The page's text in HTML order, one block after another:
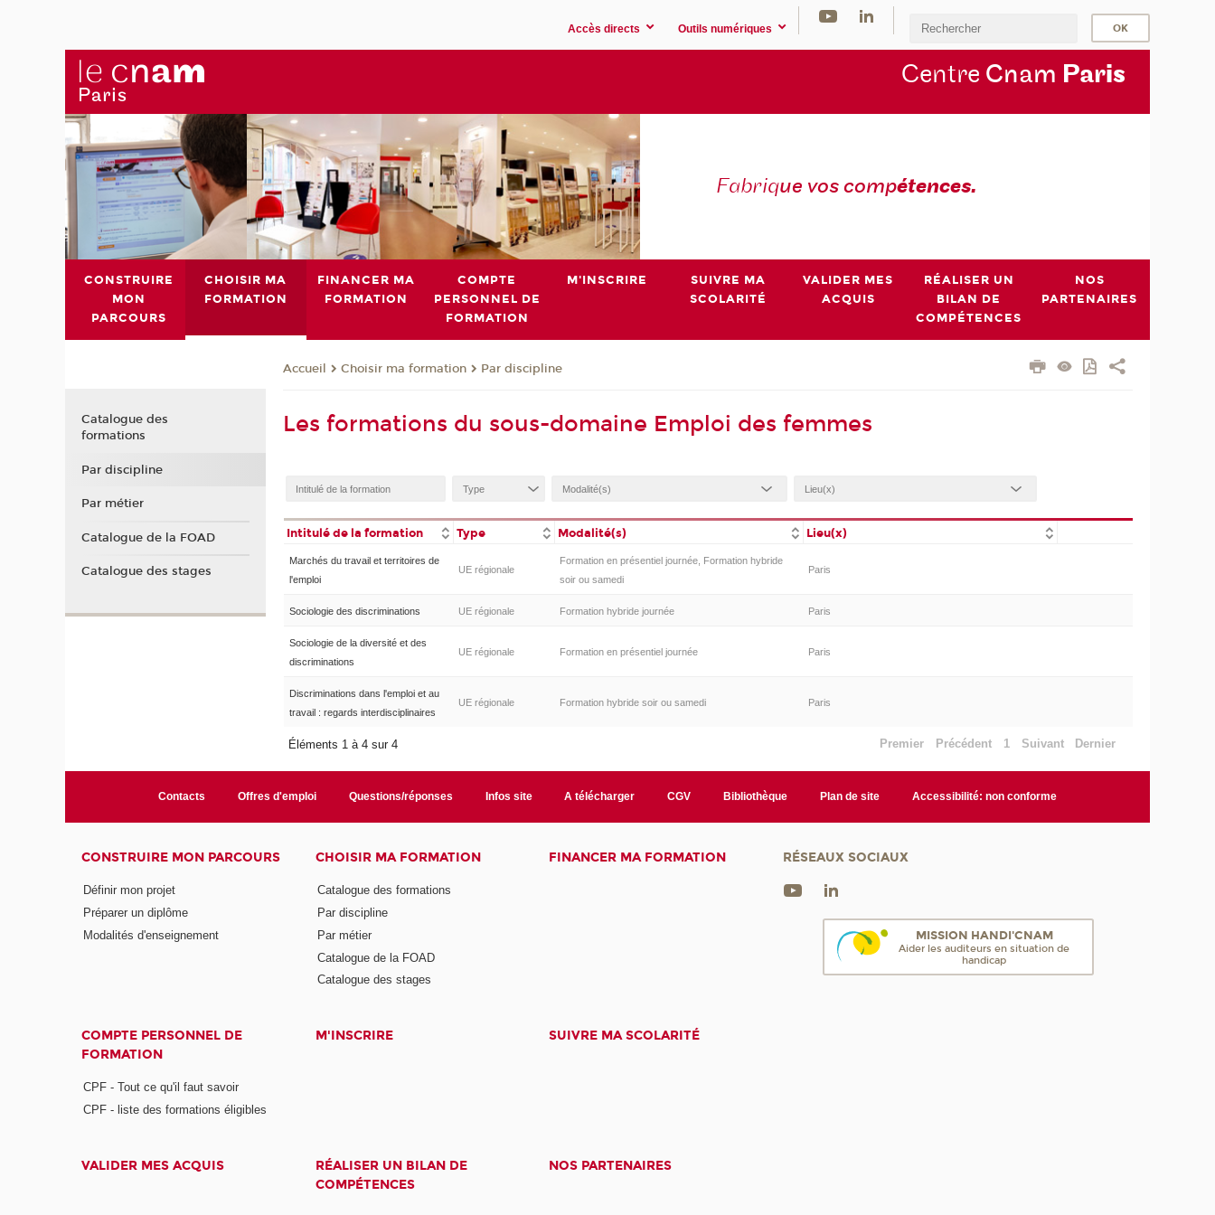
Accès directs Outils numériques
Centre Cnam Paris
Fabrique vos compétences.
CONSTRUIRE
MON
PARCOURS
CHOISIR MA
FORMATION
FINANCER MA
FORMATION
COMPTE
PERSONNEL DE
FORMATION
M'INSCRIRE
SUIVRE MA
SCOLARITÉ
VALIDER MES
ACQUIS
RÉALISER UN
BILAN DE
COMPÉTENCES
NOS
PARTENAIRES
Accueil Choisir ma formation Par discipline
Les formations du sous-domaine Emploi des femmes
Intitulé de la formation Type Modalité(s) Lieu(x)
Marchés du travail et territoires de
l'emploi
UE régionale
Formation en présentiel journée, Formation hybride
soir ou samedi
Paris
Sociologie des discriminations UE régionale Formation hybride journée Paris
Sociologie de la diversité et des
discriminations
UE régionale Formation en présentiel journée Paris
Discriminations dans l'emploi et au
travail : regards interdisciplinaires
UE régionale Formation hybride soir ou samedi Paris
Éléments 1 à 4 sur 4 Premier Précédent 1 Suivant Dernier
Catalogue des
formations
Par discipline
Par métier
Catalogue de la FOAD
Catalogue des stages
Contacts Offres d'emploi Questions/réponses Infos site A télécharger CGV Bibliothèque Plan de site Accessibilité: non conforme
CONSTRUIRE MON PARCOURS
Définir mon projet
Préparer un diplôme
Modalités d'enseignement
CHOISIR MA FORMATION
Catalogue des formations
Par discipline
Par métier
Catalogue de la FOAD
Catalogue des stages
FINANCER MA FORMATION
COMPTE PERSONNEL DE
FORMATION
CPF - Tout ce qu'il faut savoir
CPF - liste des formations éligibles
M'INSCRIRE SUIVRE MA SCOLARITÉ
VALIDER MES ACQUIS
RÉALISER UN BILAN DE
COMPÉTENCES
NOS PARTENAIRES
RÉSEAUX SOCIAUX
MISSION HANDI'CNAM
Aider les auditeurs en situation de
handicap